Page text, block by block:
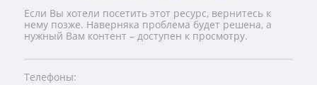
Если Вы хотели посетить этот ресурс, вернитесь к
нему позже. Наверняка проблема будет решена, а
нужный Вам контент – доступен к просмотру.
Телефоны: